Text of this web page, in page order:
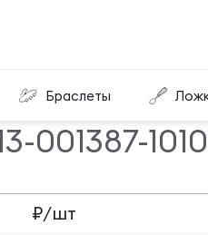
Браслеты
001387-
₽/шт